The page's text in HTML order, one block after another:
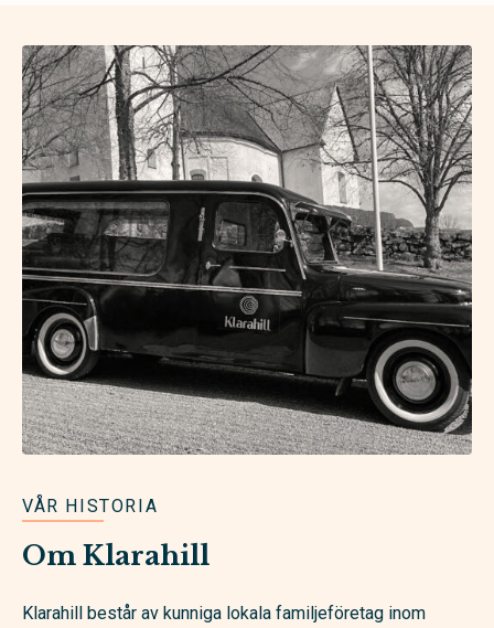
VÅR HISTORIA
Om Klarahill
Klarahill består av kunniga lokala familjeföretag inom